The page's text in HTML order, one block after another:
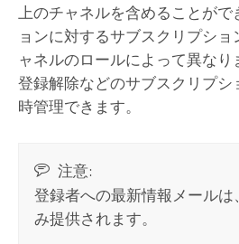
上のチャネルを含めることがで
ョンに対するサブスクリプシ
ャネルのロールによって異なり
登録解除などのサブスクリプシ
時管理できます。
注意:
登録者への最新情報メール
み提供されます。